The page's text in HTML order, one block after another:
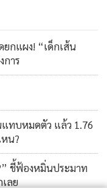
กแผง! “เด็กเส้น
การ
ทบหมดตัว แล้ว 1.76
น?
ชี้ฟ้องหมิ่นประมาท
ลย